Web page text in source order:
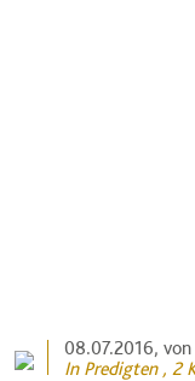
08.07.2016,
In Predigten, 2